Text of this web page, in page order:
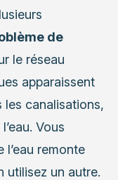
de
le réseau
apparaissent
les canalisations,
Vous
remonte
utilisez un autre.